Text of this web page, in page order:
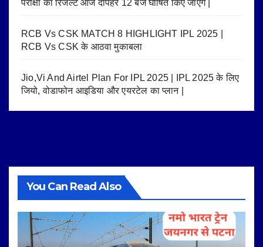
परीक्षा का रिजल्ट आज दोपहर 12 बजे घोषित किए जाएंगे |
RCB Vs CSK MATCH 8 HIGHLIGHT IPL 2025 |
RCB Vs CSK के आठवा मुकाबला
Jio,Vi And Airtel Plan For IPL 2025 | IPL 2025 के लिए
जियो, वोडाफोन आइडिया और एयरटेल का प्लान |
You Can Read Also